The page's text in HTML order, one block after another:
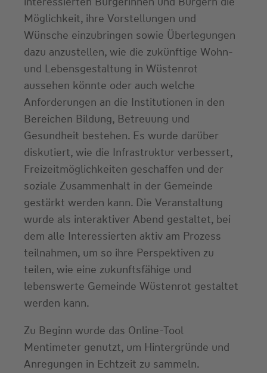
Möglichkeit, ihre Vorstellungen und
Wünsche einzubringen sowie Überlegungen
dazu anzustellen, wie die zukünftige Wohn-
und Lebensgestaltung in Wüstenrot
aussehen könnte oder auch welche
Anforderungen an die Institutionen in den
Bereichen Bildung, Betreuung und
Gesundheit bestehen. Es wurde darüber
diskutiert, wie die Infrastruktur verbessert,
Freizeitmöglichkeiten geschaffen und der
soziale Zusammenhalt in der Gemeinde
gestärkt werden kann. Die Veranstaltung
wurde als interaktiver Abend gestaltet, bei
dem alle Interessierten aktiv am Prozess
teilnahmen, um so ihre Perspektiven zu
teilen, wie eine zukunftsfähige und
lebenswerte Gemeinde Wüstenrot gestaltet
werden kann.
Zu Beginn wurde das Online-Tool
Mentimeter genutzt, um Hintergründe und
Anregungen in Echtzeit zu sammeln.